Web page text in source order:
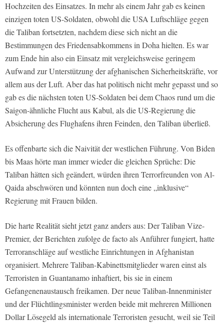
Hochzeiten des Einsatzes. In mehr als einem Jahr gab es keinen
einzigen toten US-Soldaten, obwohl die USA Luftschläge gegen
die Taliban fortsetzten, nachdem diese sich nicht an die
Bestimmungen des Friedensabkommens in Doha hielten. Es war
zum Ende hin also ein Einsatz mit vergleichsweise geringem
Aufwand zur Unterstützung der afghanischen Sicherheitskräfte, vor
allem aus der Luft. Aber das hat politisch nicht mehr gepasst und so
gab es die nächsten toten US-Soldaten bei dem Chaos rund um die
Saigon-ähnliche Flucht aus Kabul, als die US-Regierung die
Absicherung des Flughafens ihren Feinden, den Taliban überließ.
Es offenbarte sich die Naivität der westlichen Führung. Von Biden
bis Maas hörte man immer wieder die gleichen Sprüche: Die
Taliban hätten sich geändert, würden ihren Terrorfreunden von Al-
Qaida abschwören und könnten nun doch eine „inklusive“
Regierung mit Frauen bilden.
Die harte Realität sieht jetzt ganz anders aus: Der Taliban Vize-
Premier, der Berichten zufolge de facto als Anführer fungiert, hatte
Terroranschläge auf westliche Einrichtungen in Afghanistan
organisiert. Mehrere Taliban-Kabinettsmitglieder waren einst als
Terroristen in Guantanamo inhaftiert, bis sie in einem
Gefangenenaustausch freikamen. Der neue Taliban-Innenminister
und der Flüchtlingsminister werden beide mit mehreren Millionen
Dollar Lösegeld als internationale Terroristen gesucht, weil sie Teil